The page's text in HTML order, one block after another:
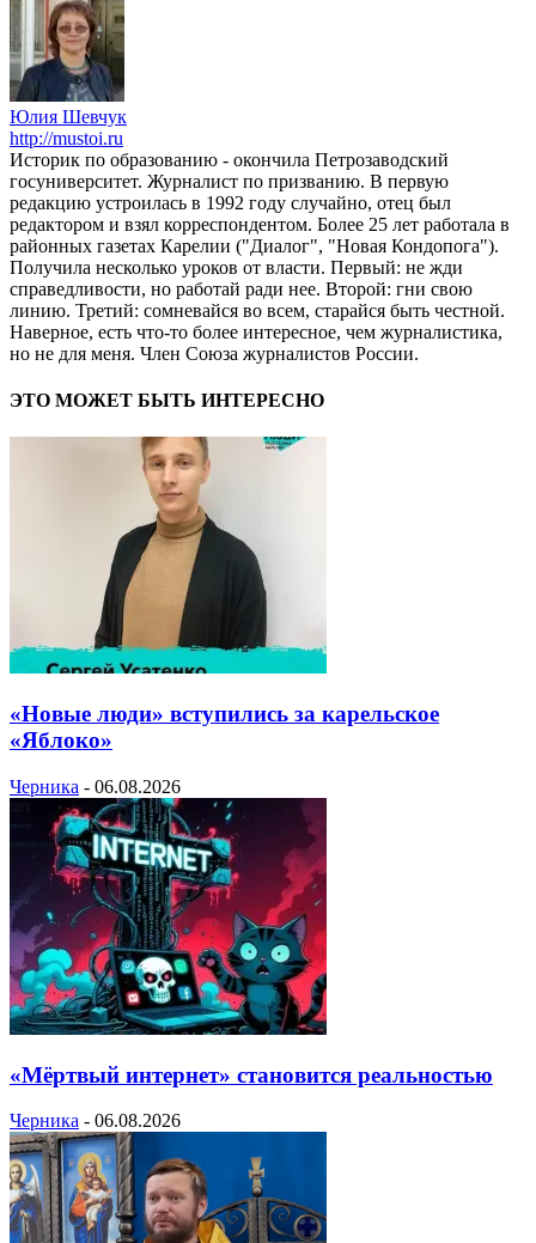
Юлия Шевчук
http://mustoi.ru
Историк по образованию - окончила Петрозаводский
госуниверситет. Журналист по призванию. В первую
редакцию устроилась в 1992 году случайно, отец был
редактором и взял корреспондентом. Более 25 лет работала в
районных газетах Карелии ("Диалог", "Новая Кондопога").
Получила несколько уроков от власти. Первый: не жди
справедливости, но работай ради нее. Второй: гни свою
линию. Третий: сомневайся во всем, старайся быть честной.
Наверное, есть что-то более интересное, чем журналистика,
но не для меня. Член Союза журналистов России.
ЭТО МОЖЕТ БЫТЬ ИНТЕРЕСНО
«Новые люди» вступились за карельское
«Яблоко»
Черника - 06.08.2026
«Мёртвый интернет» становится реальностью
Черника - 06.08.2026